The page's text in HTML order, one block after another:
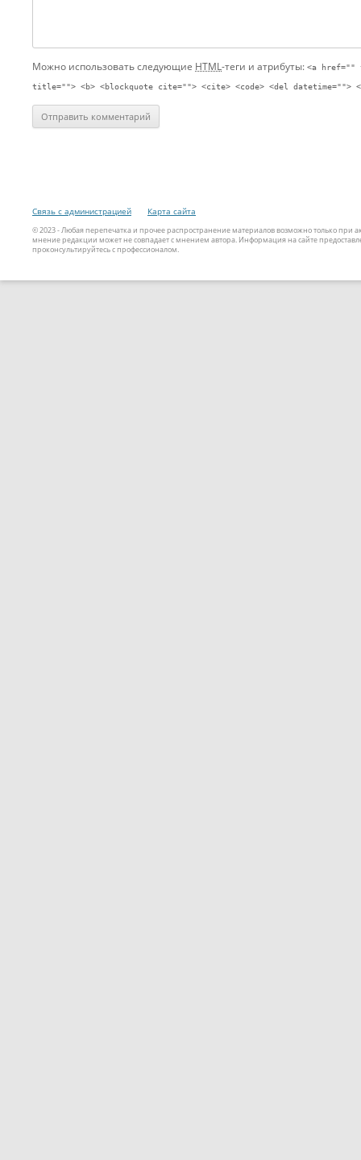
Можно использовать следующие HTML-теги и атрибуты: <a href=""
title=""> <b> <blockquote cite=""> <cite> <code> <del datetime="">
Связь с администрацией Карта сайта
© 2023 - Любая перепечатка и прочее распространение материалов возможно только
мнение редакции может не совпадает с мнением автора. Информация на сайте
проконсультируйтесь с профессионалом.